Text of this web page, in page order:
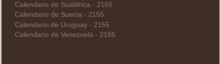
Calendario de Sudáfrica - 2155
Calendario de Suecia - 2155
Calendario de Uruguay - 2155
Calendario de Venezuela - 2155